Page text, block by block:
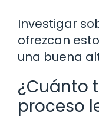
Investigar
ofrezcan
una buena
¿Cuánto
proceso